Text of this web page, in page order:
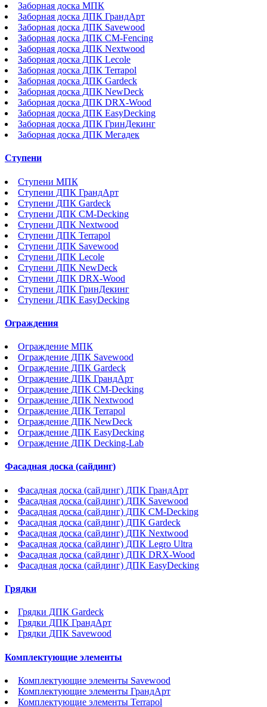
Заборная доска МПК
Заборная доска ДПК ГрандАрт
Заборная доска ДПК Savewood
Заборная доска ДПК CM-Fencing
Заборная доска ДПК Nextwood
Заборная доска ДПК Lecole
Заборная доска ДПК Terrapol
Заборная доска ДПК Gardeck
Заборная доска ДПК NewDeck
Заборная доска ДПК DRX-Wood
Заборная доска ДПК EasyDecking
Заборная доска ДПК ГринДекинг
Заборная доска ДПК Мегадек
Ступени
Ступени МПК
Ступени ДПК ГрандАрт
Ступени ДПК Gardeck
Ступени ДПК CM-Decking
Ступени ДПК Nextwood
Ступени ДПК Terrapol
Ступени ДПК Savewood
Ступени ДПК Lecole
Ступени ДПК NewDeck
Ступени ДПК DRX-Wood
Ступени ДПК ГринДекинг
Ступени ДПК EasyDecking
Ограждения
Ограждение МПК
Ограждение ДПК Savewood
Ограждение ДПК Gardeck
Ограждение ДПК ГрандАрт
Ограждение ДПК CM-Decking
Ограждение ДПК Nextwood
Ограждение ДПК Terrapol
Ограждение ДПК NewDeck
Ограждение ДПК EasyDecking
Ограждение ДПК Decking-Lab
Фасадная доска (сайдинг)
Фасадная доска (сайдинг) ДПК ГрандАрт
Фасадная доска (сайдинг) ДПК Savewood
Фасадная доска (сайдинг) ДПК CM-Decking
Фасадная доска (сайдинг) ДПК Gardeck
Фасадная доска (сайдинг) ДПК Nextwood
Фасадная доска (сайдинг) ДПК Legro Ultra
Фасадная доска (сайдинг) ДПК DRX-Wood
Фасадная доска (сайдинг) ДПК EasyDecking
Грядки
Грядки ДПК Gardeck
Грядки ДПК ГрандАрт
Грядки ДПК Savewood
Комплектующие элементы
Комплектующие элементы Savewood
Комплектующие элементы ГрандАрт
Комплектующие элементы Terrapol